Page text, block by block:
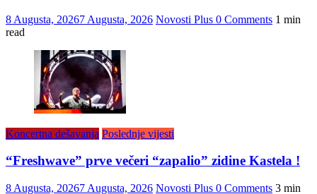
8 Augusta, 20267 Augusta, 2026 Novosti Plus 0 Comments 1 min
read
Koncertna dešavanja Poslednje vijesti
“Freshwave” prve večeri “zapalio” zidine Kastela !
8 Augusta, 20267 Augusta, 2026 Novosti Plus 0 Comments 3 min